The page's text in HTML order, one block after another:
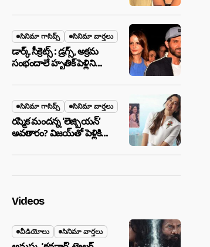
సినిమా గాసిప్స్ సినిమా వార్తలు
డార్క్ సీక్రెట్స్ : డ్రగ్స్, అక్రమ
సంభందాలే హృతిక్ పెళ్లిని
సినిమా గాసిప్స్ సినిమా వార్తలు
రష్మిక మందన్న ‘లెజ్బియన్’
అవతారం? విజయ్‌తో పెళ్లికి
,నిజమేనా?
Videos
వీడియోలు సినిమా వార్తలు